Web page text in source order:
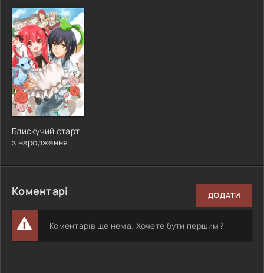
Блискучий старт
з народження
Коментарі ДОДАТИ
Коментарів ще нема. Хочете бути першим?